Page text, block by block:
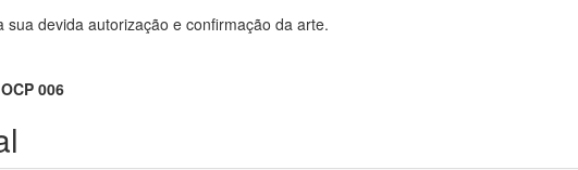
devida autorização e confirmação da arte.
006